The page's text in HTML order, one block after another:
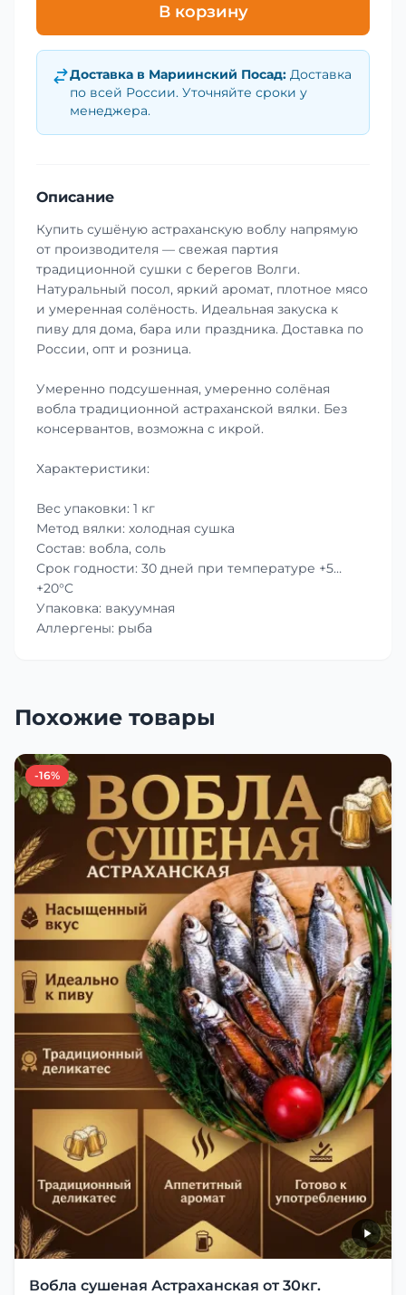
В корзину
Доставка в Мариинский Посад: Доставка
по всей России. Уточняйте сроки у
менеджера.
Описание
Купить сушёную астраханскую воблу напрямую
от производителя — свежая партия
традиционной сушки с берегов Волги.
Натуральный посол, яркий аромат, плотное мясо
и умеренная солёность. Идеальная закуска к
пиву для дома, бара или праздника. Доставка по
России, опт и розница.
Умеренно подсушенная, умеренно солёная
вобла традиционной астраханской вялки. Без
консервантов, возможна с икрой.
Характеристики:
Вес упаковки: 1 кг
Метод вялки: холодная сушка
Состав: вобла, соль
Срок годности: 30 дней при температуре +5…
+20°C
Упаковка: вакуумная
Аллергены: рыба
Похожие товары
-16%
Вобла сушеная Астраханская от 30кг.